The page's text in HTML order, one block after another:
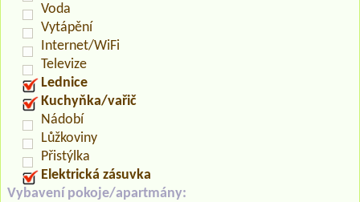
Voda
Vytápění
Internet/WiFi
Televize
Lednice
Kuchyňka/vařič
Nádobí
Lůžkoviny
Přistýlka
Elektrická zásuvka
Vybavení pokoje/apartmány: